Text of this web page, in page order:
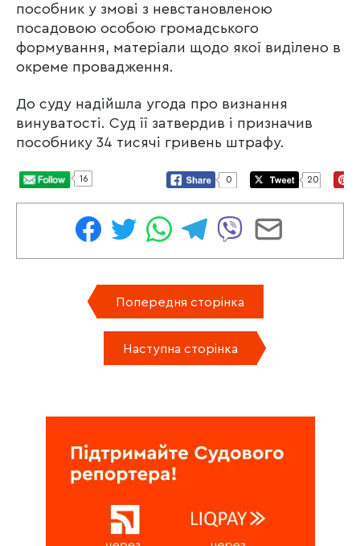
пособник у змові з невстановленою
посадовою особою громадського
формування, матеріали щодо якої виділено в
окреме провадження.
До суду надійшла угода про визнання
винуватості. Суд її затвердив і призначив
пособнику 34 тисячі гривень штрафу.
16 0 20
Попередня сторінка
Наступна сторінка